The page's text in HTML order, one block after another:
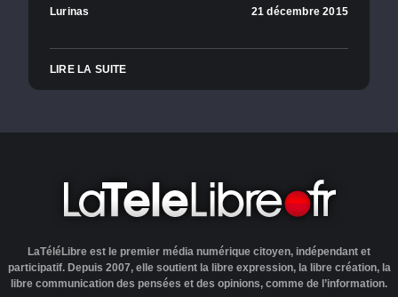
Lurinas 21 décembre 2015
LIRE LA SUITE
LaTéléLibre est le premier média numérique citoyen, indépendant et
participatif. Depuis 2007, elle soutient la libre expression, la libre création, la
libre communication des pensées et des opinions, comme de l’information.